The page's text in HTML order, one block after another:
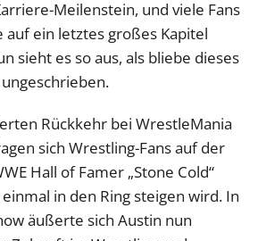
Meilenstein, und viele Fans
auf ein letztes großes Kapitel
sieht es so aus, als bliebe dieses
Rückkehr bei WrestleMania
sich Wrestling-Fans auf der
Hall of Famer „Stone Cold“
in den Ring steigen wird. In
äußerte sich Austin nun